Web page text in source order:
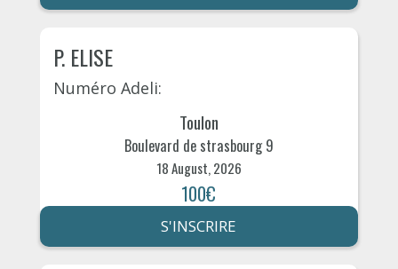
P. ELISE
Numéro Adeli:
Toulon
Boulevard de strasbourg 9
18 August, 2026
100€
S'INSCRIRE